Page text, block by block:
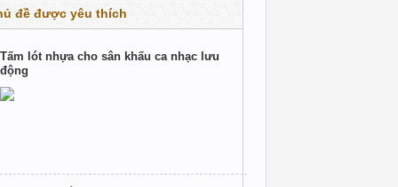
đề được yêu thích
Tấm lót nhựa cho sân khấu ca nhạc lưu
động